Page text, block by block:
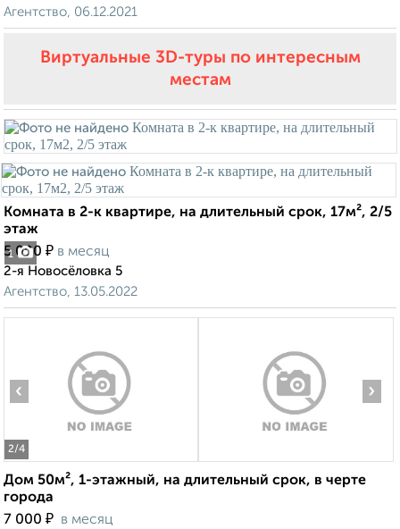
Агентство, 06.12.2021
Виртуальные 3D-туры по интересным
местам
1
Комната в 2-к квартире, на длительный срок, 17м², 2/5
этаж
5 000 ₽ в месяц
2-я Новосёловка 5
Агентство, 13.05.2022
2/4
‹ ›
Дом 50м², 1-этажный, на длительный срок, в черте
города
7 000 ₽ в месяц